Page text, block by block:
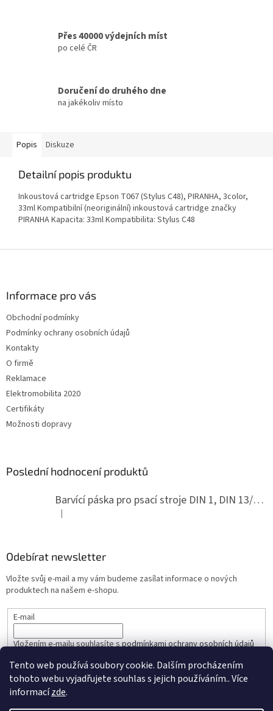
Tento web používá soubory cookie. Dalším procházením
tohoto webu vyjadřujete souhlas s jejich používáním.. Více
informacízde.
Přes 40000 výdejních míst
po celé ČR
Doručení do druhého dne
na jakékoliv místo
Popis Diskuze
Detailní popis produktu
Inkoustová cartridge Epson T067 (Stylus C48), PIRANHA, 3color,
33ml Kompatibilní (neoriginální) inkoustová cartridge značky
PIRANHA Kapacita: 33ml Kompatibilita: Stylus C48
Informace pro vás
Obchodní podmínky
Podmínky ochrany osobních údajů
Kontakty
O firmě
Reklamace
Elektromobilita 2020
Certifikáty
Možnosti dopravy
Poslední hodnocení produktů
Barvící páska pro psací stroje DIN 1, DIN 13/10, LAND, PA červenočerná
Hodnocení produktu je 5 z 5 hvězdiček.
|
Odebírat newsletter
Vložte svůj e-mail a my vám budeme zasílat informace o nových
produktech na našem e-shopu.
E-mail
Vložením e-mailu souhlasíte spodmínkami ochrany osobních údajů
PŘIHLÁSIT SE